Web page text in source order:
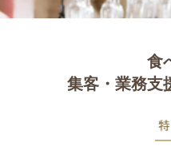
食
集客・業務支